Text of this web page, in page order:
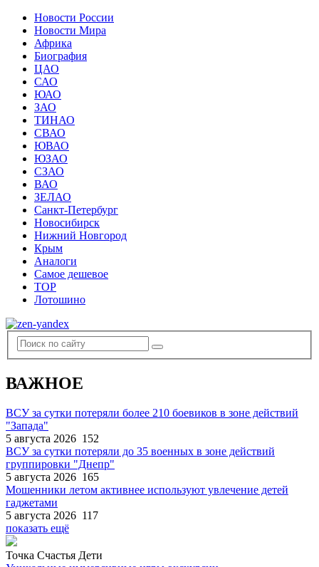
Новости России
Новости Мира
Африка
Биография
ЦАО
САО
ЮАО
ЗАО
ТИНАО
СВАО
ЮВАО
ЮЗАО
СЗАО
ВАО
ЗЕЛАО
Санкт-Петербург
Новосибирск
Нижний Новгород
Крым
Аналоги
Самое дешевое
TOP
Лотошино
ВАЖНОЕ
ВСУ за сутки потеряли более 210 боевиков в зоне действий
"Запада"
5 августа 2026 152
ВСУ за сутки потеряли до 35 военных в зоне действий
группировки "Днепр"
5 августа 2026 165
Мошенники летом активнее используют увлечение детей
гаджетами
5 августа 2026 117
показать ещё
Точка Счастья Дети